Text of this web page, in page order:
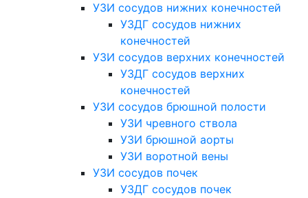
УЗИ сосудов нижних конечностей
УЗДГ сосудов нижних
конечностей
УЗИ сосудов верхних конечностей
УЗДГ сосудов верхних
конечностей
УЗИ сосудов брюшной полости
УЗИ чревного ствола
УЗИ брюшной аорты
УЗИ воротной вены
УЗИ сосудов почек
УЗДГ сосудов почек